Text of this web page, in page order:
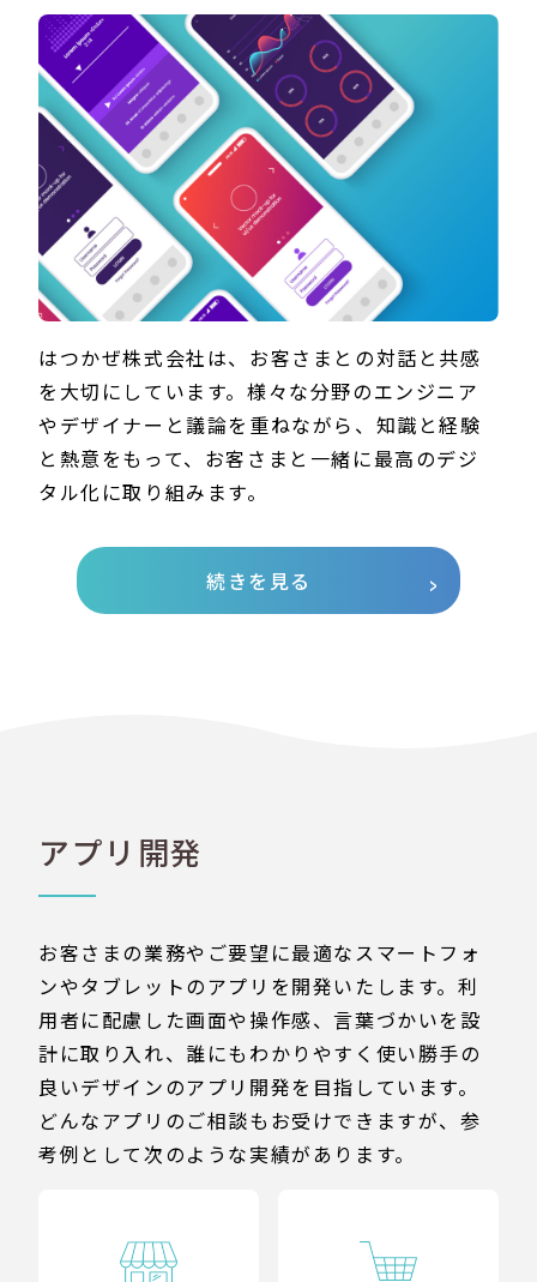
はつかぜ株式会社は、お客さまとの対話と共感
を大切にしています。様々な分野のエンジニア
やデザイナーと議論を重ねながら、知識と経験
と熱意をもって、お客さまと一緒に最高のデジ
タル化に取り組みます。
続きを見る
アプリ開発
お客さまの業務やご要望に最適なスマートフォ
ンやタブレットのアプリを開発いたします。利
用者に配慮した画面や操作感、言葉づかいを設
計に取り入れ、誰にもわかりやすく使い勝手の
良いデザインのアプリ開発を目指しています。
どんなアプリのご相談もお受けできますが、参
考例として次のような実績があります。